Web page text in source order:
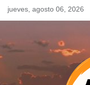
Skipjueves, agosto 06, 2026